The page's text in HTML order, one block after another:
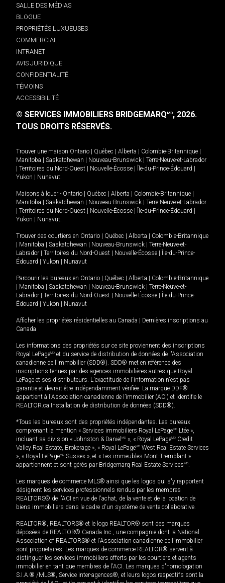
SALLE DES MÉDIAS
BLOGUE
PROPRIÉTÉS LUXUEUSES
COMMERCIAL
INTRANET
AVIS JURIDIQUE
CONFIDENTIALITÉ
TÉMOINS
ACCESSIBILITÉ
© SERVICES IMMOBILIERS BRIDGEMARQMD, 2026.
TOUS DROITS RÉSERVÉS.
Trouver une maison Ontario Québec Alberta Colombie-Britannique
Manitoba
Saskatchewan Nouveau-Brunswick
Terre-Neuve-et-Labrador
Territoires du Nord-Ouest Nouvelle-Écosse Île-du-Prince-Édouard
Yukon
Nunavut.
Maisons à louer - Ontario Québec Alberta Colombie-Britannique
Manitoba
Saskatchewan Nouveau-Brunswick
Terre-Neuve-et-Labrador
Territoires du Nord-Ouest Nouvelle-Écosse Île-du-Prince-Édouard
Yukon
Nunavut.
Trouver des courtiers en Ontario Québec Alberta
Colombie-Britannique
Manitoba Saskatchewan Nouveau-Brunswick
Terre-Neuve-et-
Labrador
Territoires du Nord-Ouest Nouvelle-Écosse
Île-du-Prince-
Édouard
Yukon Nunavut
Parcourir les bureaux en Ontario Québec Alberta
Colombie-Britannique
Manitoba Saskatchewan Nouveau-Brunswick
Terre-Neuve-et-
Labrador
Territoires du Nord-Ouest Nouvelle-Écosse
Île-du-Prince-
Édouard
Yukon Nunavut
Afficher les propriétés résidentielles au Canada
Dernières inscriptions au
Canada
Les informations des propriétés sur ce site proviennent des inscriptions
Royal LePageMD et du service de distribution de données de l'Association
canadienne de l’immobilier (SDD®). SDD® met en référence des
inscriptions tenues par des agences immobilières autres que Royal
LePage et ses distributeurs. L'exactitude de l'information n'est pas
garantie et devrait être indépendamment vérifiée. La marque DDF®
appartient à l'Association canadienne de l’immobilier (ACI) et identifie le
REALTOR.ca Installation de distribution de données (SDD®).
*Tous les bureaux sont des propriétés indépendantes. Les bureaux
comprenant la mention « Services immobiliers Royal LePageMD Ltée »,
incluant sa division « Johnston & Daniel MD », « Royal LePageMD Credit
Valley Real Estate, Brokerage », « Royal LePageMD West Real Estate Services
», « Royal LePageMD Sussex », et « Les immeubles Mont-Tremblant »
appartiennent et sont gérés par Bridgemarq Real Estate ServicesMD.
Les marques de commerce MLS® ainsi que les logos qui s'y rapportent
désignent les services professionnels rendus par les membres
REALTORS® de l'ACI en vue de l'achat, de la vente et de la location de
biens immobiliers dans le cadre d'un système de vente collaborative.
REALTOR®, REALTORS® et le logo REALTOR® sont des marques
déposées de REALTOR® Canada Inc., une compagnie dont la National
Association of REALTORS® et l'Association canadienne de l’immobilier
sont propriétaires. Les marques de commerce REALTOR® servent à
distinguer les services immobiliers offerts par les courtiers et agents
immobilier en tant que membres de l'ACI. Les marques d'homologation
S.I.A.® /MLS®, Service inter-agences®, et leurs logos respectifs sont la